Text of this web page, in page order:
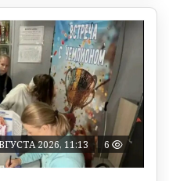
2026, 11:13 6